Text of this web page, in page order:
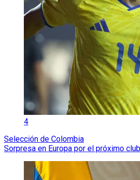
4
Selección de Colombia
Sorpresa en Europa por el próximo